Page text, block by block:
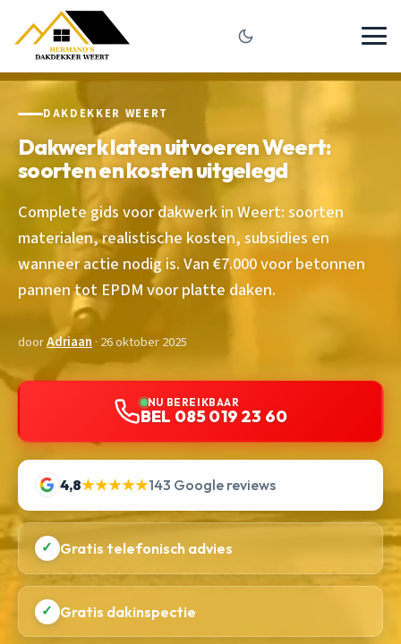
DAKDEKKER WEERT
Dakwerk laten uitvoeren Weert:
soorten en kosten uitgelegd
Complete gids voor dakwerk in Weert: soorten
materialen, realistische kosten, subsidies en
wanneer actie nodig is. Van €7.000 voor betonnen
pannen tot EPDM voor platte daken.
doorAdriaan · 26 oktober 2025
NU BEREIKBAAR
BEL 085 019 23 60
4,8★★★★★143 Google reviews
✓ Gratis telefonisch advies
✓ Gratis dakinspectie